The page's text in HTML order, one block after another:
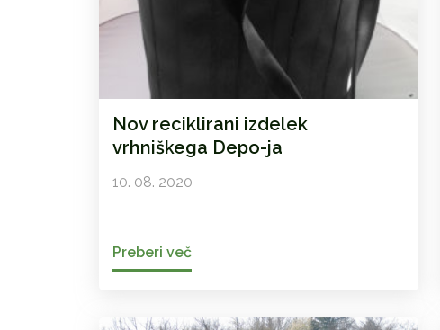
Nov reciklirani izdelek
vrhniškega Depo-ja
10. 08. 2020
Preberi več